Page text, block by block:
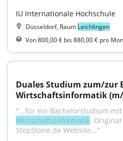
IU Internationale Hochschule
Düsseldorf, Raum Leichlingen
Von 800,00 € bis 880,00 € pro
Duales Studium zum/zur
Wirtschaftsinformatik
Wirtschaftsinformatik.
StepStone.de Website..."